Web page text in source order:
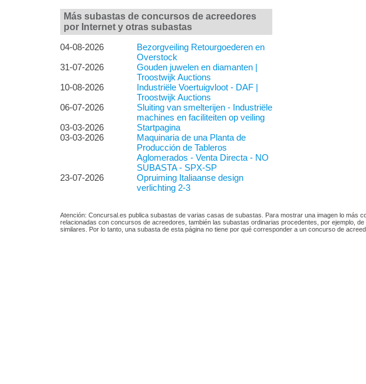
Más subastas de concursos de acreedores
por Internet y otras subastas
04-08-2026
Bezorgveiling Retourgoederen en
Overstock
31-07-2026
Gouden juwelen en diamanten |
Troostwijk Auctions
10-08-2026
Industriële Voertuigvloot - DAF |
Troostwijk Auctions
06-07-2026
Sluiting van smelterijen - Industriële
machines en faciliteiten op veiling
03-03-2026
Startpagina
03-03-2026
Maquinaria de una Planta de
Producción de Tableros
Aglomerados - Venta Directa - NO
SUBASTA - SPX-SP
23-07-2026
Opruiming Italiaanse design
verlichting 2-3
Atención: Concursal.es publica subastas de varias casas de subastas. Para mostrar una imagen lo más
relacionadas con concursos de acreedores, también las subastas ordinarias procedentes, por ejemplo,
similares. Por lo tanto, una subasta de esta página no tiene por qué corresponder a un concurso de